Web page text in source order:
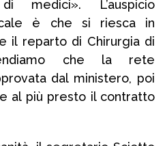
medici». L’auspicio
è che si riesca in
il reparto di Chirurgia di
che la rete
dal ministero, poi
al più presto il contratto